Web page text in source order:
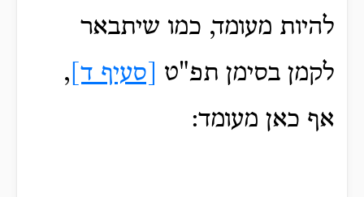
להיות מעומד, כמו שיתבאר
לקמן בסימן תפ"ט
[סעיף ד] ,
אף כאן מעומד: